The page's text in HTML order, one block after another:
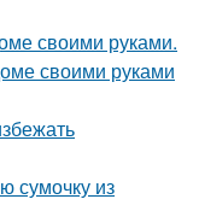
своими руками.
своими руками
сумочку из